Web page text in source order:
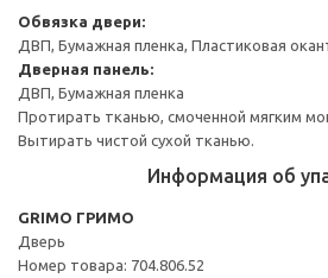
Обвязка двери:
ДВП, Бумажная пленка, Пластиковая
Дверная панель:
ДВП, Бумажная пленка
Протирать тканью, смоченной мягким
Вытирать чистой сухой тканью.
Информация об
GRIMO ГРИМО
Дверь
Номер товара: 704.806.52